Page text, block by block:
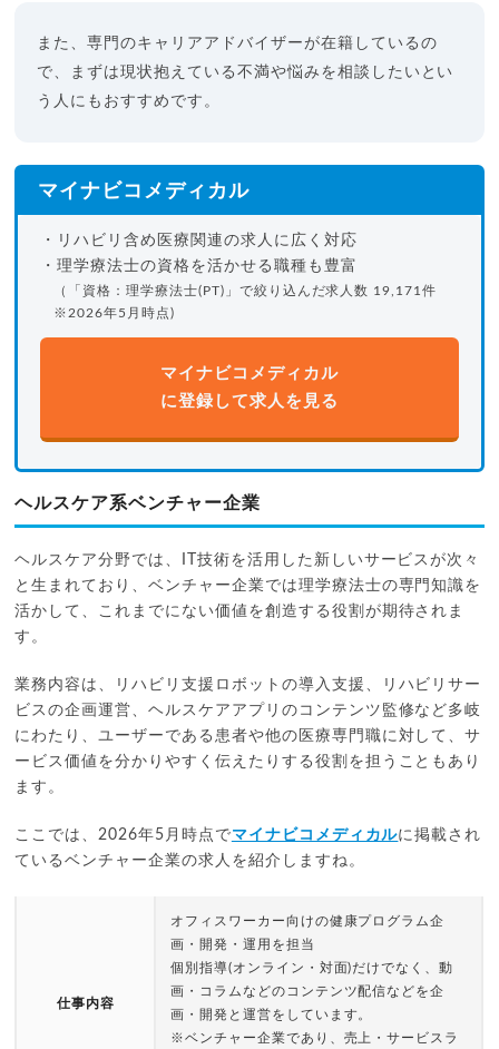
また、専門のキャリアアドバイザーが在籍しているの
で、まずは現状抱えている不満や悩みを相談したいとい
う人にもおすすめです。
マイナビコメディカル
・リハビリ含め医療関連の求人に広く対応
・理学療法士の資格を活かせる職種も豊富
（「資格：理学療法士(PT)」で絞り込んだ求人数 19,171件
※2026年5月時点)
マイナビコメディカル
に登録して求人を見る
ヘルスケア系ベンチャー企業
ヘルスケア分野では、IT技術を活用した新しいサービスが次々
と生まれており、ベンチャー企業では理学療法士の専門知識を
活かして、これまでにない価値を創造する役割が期待されま
す。
業務内容は、リハビリ支援ロボットの導入支援、リハビリサー
ビスの企画運営、ヘルスケアアプリのコンテンツ監修など多岐
にわたり、ユーザーである患者や他の医療専門職に対して、サ
ービス価値を分かりやすく伝えたりする役割を担うこともあり
ます。
ここでは、2026年5月時点でマイナビコメディカルに掲載され
ているベンチャー企業の求人を紹介しますね。
仕事内容
オフィスワーカー向けの健康プログラム企
画・開発・運用を担当
個別指導(オンライン・対面)だけでなく、動
画・コラムなどのコンテンツ配信などを企
画・開発と運営をしています。
※ベンチャー企業であり、売上・サービスラ